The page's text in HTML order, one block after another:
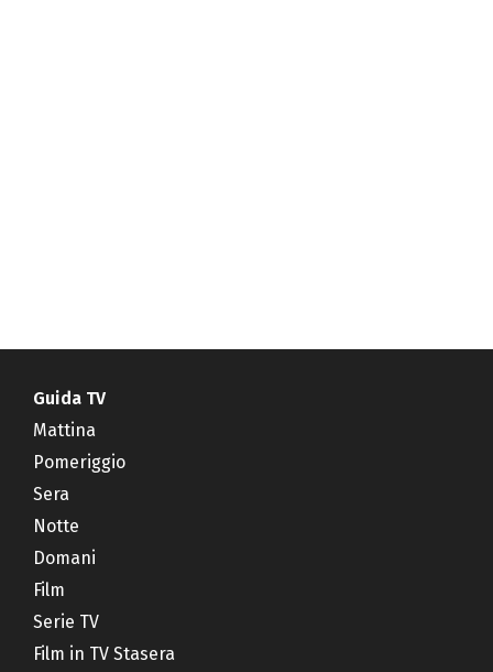
Guida TV
Mattina
Pomeriggio
Sera
Notte
Domani
Film
Serie TV
Film in TV Stasera